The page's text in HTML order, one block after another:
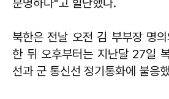
북한은 전날 오전 김 부부장 명
한 뒤 오후부터는 지난달 27일
선과 군 통신선 정기통화에 불응